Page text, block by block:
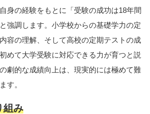
身の経験をもとに「受験の成功は18年間
強調します。小学校からの基礎学力の定
容の理解、そして高校の定期テストの成
めて大学受験に対応できる力が育つと説
劇的な成績向上は、現実的には極めて難
す。
組み